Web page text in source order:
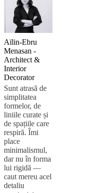
Aïlin-Ebru
Menasan -
Architect &
Interior
Decorator
Sunt atrasă de
simplitatea
formelor, de
liniile curate și
de spațiile care
respiră. Îmi
place
minimalismul,
dar nu în forma
lui rigidă —
caut mereu acel
detaliu